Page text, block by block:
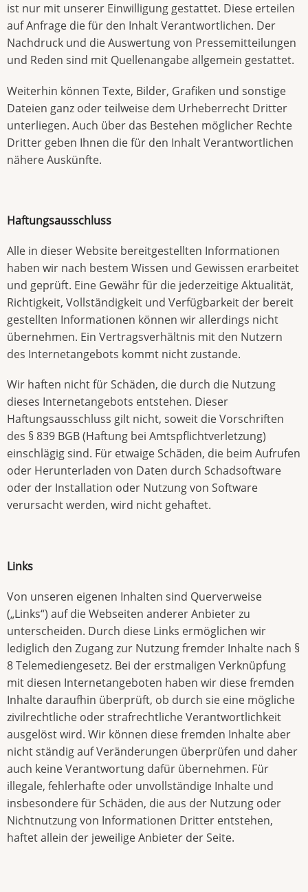
ist nur mit unserer Einwilligung gestattet. Diese erteilen
auf Anfrage die für den Inhalt Verantwortlichen. Der
Nachdruck und die Auswertung von Pressemitteilungen
und Reden sind mit Quellenangabe allgemein gestattet.
Weiterhin können Texte, Bilder, Grafiken und sonstige
Dateien ganz oder teilweise dem Urheberrecht Dritter
unterliegen. Auch über das Bestehen möglicher Rechte
Dritter geben Ihnen die für den Inhalt Verantwortlichen
nähere Auskünfte.
Haftungsausschluss
Alle in dieser Website bereitgestellten Informationen
haben wir nach bestem Wissen und Gewissen erarbeitet
und geprüft. Eine Gewähr für die jederzeitige Aktualität,
Richtigkeit, Vollständigkeit und Verfügbarkeit der bereit
gestellten Informationen können wir allerdings nicht
übernehmen. Ein Vertragsverhältnis mit den Nutzern
des Internetangebots kommt nicht zustande.
Wir haften nicht für Schäden, die durch die Nutzung
dieses Internetangebots entstehen. Dieser
Haftungsausschluss gilt nicht, soweit die Vorschriften
des § 839 BGB (Haftung bei Amtspflichtverletzung)
einschlägig sind. Für etwaige Schäden, die beim Aufrufen
oder Herunterladen von Daten durch Schadsoftware
oder der Installation oder Nutzung von Software
verursacht werden, wird nicht gehaftet.
Links
Von unseren eigenen Inhalten sind Querverweise
(„Links“) auf die Webseiten anderer Anbieter zu
unterscheiden. Durch diese Links ermöglichen wir
lediglich den Zugang zur Nutzung fremder Inhalte nach §
8 Telemediengesetz. Bei der erstmaligen Verknüpfung
mit diesen Internetangeboten haben wir diese fremden
Inhalte daraufhin überprüft, ob durch sie eine mögliche
zivilrechtliche oder strafrechtliche Verantwortlichkeit
ausgelöst wird. Wir können diese fremden Inhalte aber
nicht ständig auf Veränderungen überprüfen und daher
auch keine Verantwortung dafür übernehmen. Für
illegale, fehlerhafte oder unvollständige Inhalte und
insbesondere für Schäden, die aus der Nutzung oder
Nichtnutzung von Informationen Dritter entstehen,
haftet allein der jeweilige Anbieter der Seite.